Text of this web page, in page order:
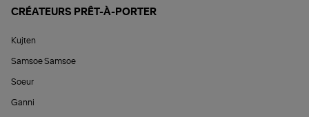
CRÉATEURS PRÊT-À-PORTER
Kujten
Samsoe Samsoe
Soeur
Ganni